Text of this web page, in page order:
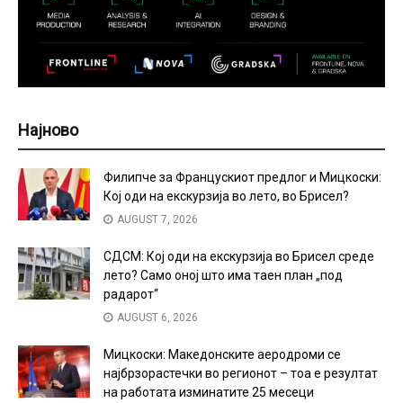
Најново
Филипче за Францускиот предлог и Мицкоски:
Кој оди на екскурзија во лето, во Брисел?
AUGUST 7, 2026
СДСМ: Кој оди на екскурзија во Брисел среде
лето? Само оној што има таен план „под
радарот“
AUGUST 6, 2026
Мицкоски: Македонските аеродроми се
најбрзорастечки во регионот – тоа е резултат
на работата изминатите 25 месеци